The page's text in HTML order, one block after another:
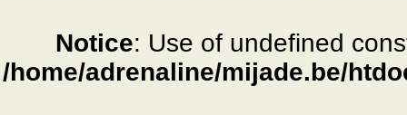
Notice: Use of undefined
/home/adrenaline/mijade.be/